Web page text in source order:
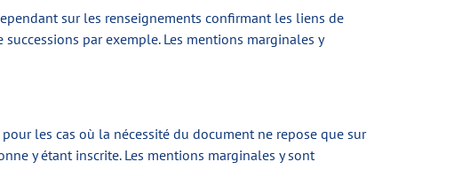
sur les renseignements confirmant les liens de
par exemple. Les mentions marginales y
les cas où la nécessité du document ne repose que sur
y étant inscrite. Les mentions marginales y sont